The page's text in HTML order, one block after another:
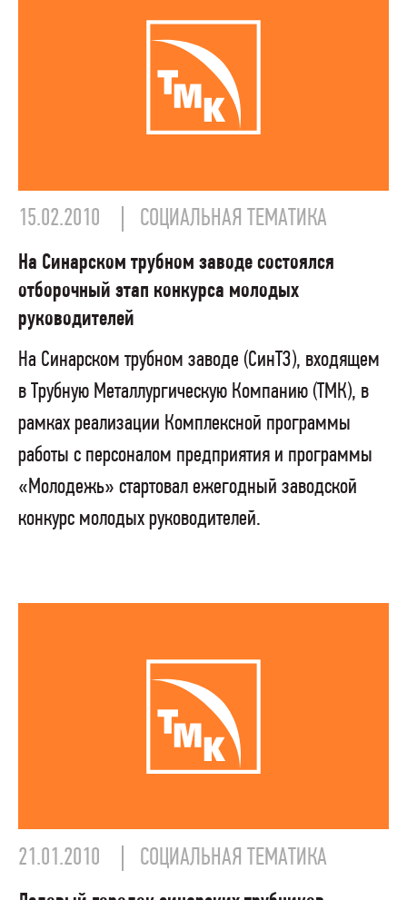
15.02.2010 СОЦИАЛЬНАЯ ТЕМАТИКА
На Синарском трубном заводе состоялся
отборочный этап конкурса молодых
руководителей
На Синарском трубном заводе (СинТЗ), входящем
в Трубную Металлургическую Компанию (ТМК), в
рамках реализации Комплексной программы
работы с персоналом предприятия и программы
«Молодежь» стартовал ежегодный заводской
конкурс молодых руководителей.
21.01.2010 СОЦИАЛЬНАЯ ТЕМАТИКА